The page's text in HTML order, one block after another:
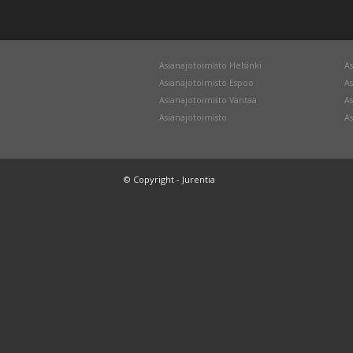
Asianajotoimisto Helsinki
Asianajotoimisto Espoo
Asianajotoimisto Vantaa
Asianajotoimisto
© Copyright - Jurentia